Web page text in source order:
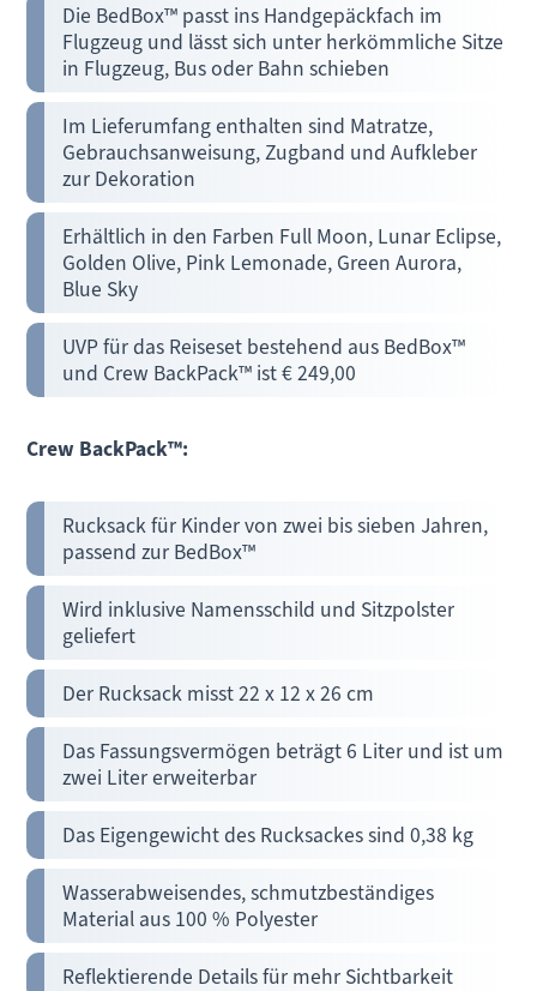
Die BedBox™ passt ins Handgepäckfach im
Flugzeug und lässt sich unter herkömmliche Sitze
in Flugzeug, Bus oder Bahn schieben
Im Lieferumfang enthalten sind Matratze,
Gebrauchsanweisung, Zugband und Aufkleber
zur Dekoration
Erhältlich in den Farben Full Moon, Lunar Eclipse,
Golden Olive, Pink Lemonade, Green Aurora,
Blue Sky
UVP für das Reiseset bestehend aus BedBox™
und Crew BackPack™ ist € 249,00
Crew BackPack™:
Rucksack für Kinder von zwei bis sieben Jahren,
passend zur BedBox™
Wird inklusive Namensschild und Sitzpolster
geliefert
Der Rucksack misst 22 x 12 x 26 cm
Das Fassungsvermögen beträgt 6 Liter und ist um
zwei Liter erweiterbar
Das Eigengewicht des Rucksackes sind 0,38 kg
Wasserabweisendes, schmutzbeständiges
Material aus 100 % Polyester
Reflektierende Details für mehr Sichtbarkeit